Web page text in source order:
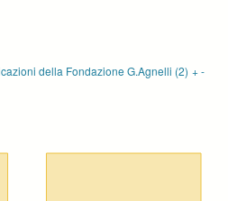
della Fondazione G.Agnelli (2) +-